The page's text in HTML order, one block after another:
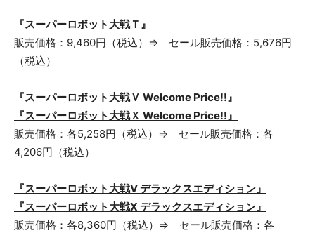
『スーパーロボット大戦Ｔ』
販売価格：9,460円（税込）⇒ セール販売価格：5,676円
（税込）
『スーパーロボット大戦Ｖ Welcome Price!!』
『スーパーロボット大戦Ｘ Welcome Price!!』
販売価格：各5,258円（税込）⇒ セール販売価格：各
4,206円（税込）
『スーパーロボット大戦V デラックスエディション』
『スーパーロボット大戦X デラックスエディション』
販売価格：各8,360円（税込）⇒ セール販売価格：各